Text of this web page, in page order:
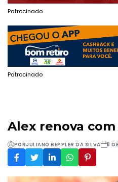
Patrocinado
Patrocinado
Alex renova
PORJULIANO BEPPLER DA SILVA 8